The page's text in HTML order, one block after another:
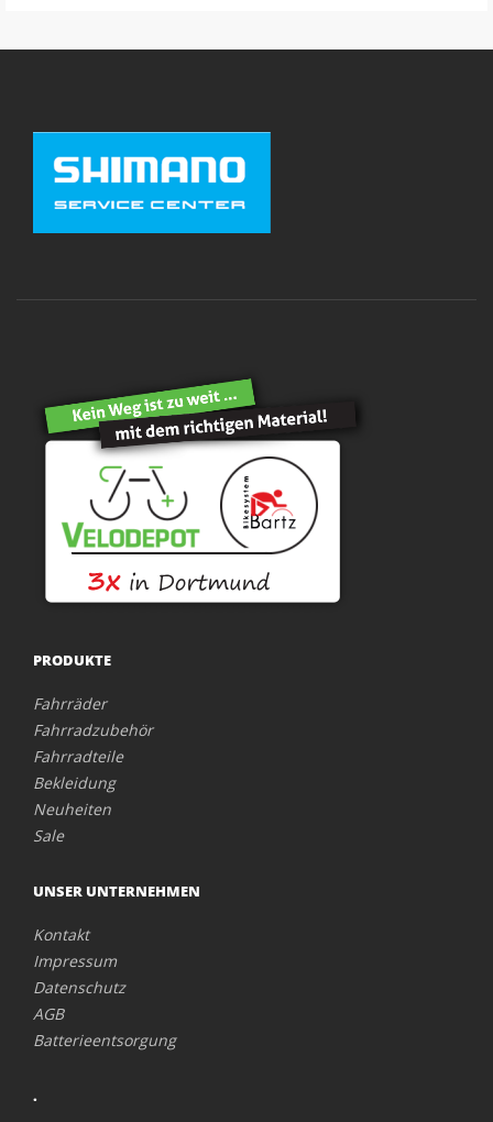
PRODUKTE
Fahrräder
Fahrradzubehör
Fahrradteile
Bekleidung
Neuheiten
Sale
UNSER UNTERNEHMEN
Kontakt
Impressum
Datenschutz
AGB
Batterieentsorgung
.